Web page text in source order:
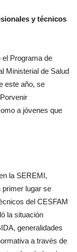
y técnicos
Programa de
Ministerial de Salud
este año, se
a jóvenes que
la SEREMI,
primer lugar se
del CESFAM
la situación
generalidades
a través de